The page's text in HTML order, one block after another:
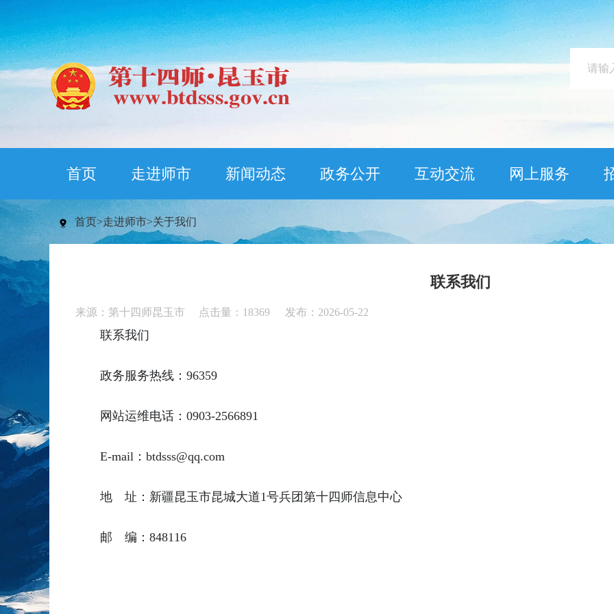
首页 走进师市 新闻动态 政务公开 互动交流 网上服务
首页>走进师市>关于我们
联系我们
来源：第十四师昆玉市 点击量： 18369 发布：2026-05-22
联系我们
政务服务热线：96359
网站运维电话：0903-2566891
E-mail：btdsss@qq.com
地 址：新疆昆玉市昆城大道1号兵团第十四师信息中心
邮 编：848116